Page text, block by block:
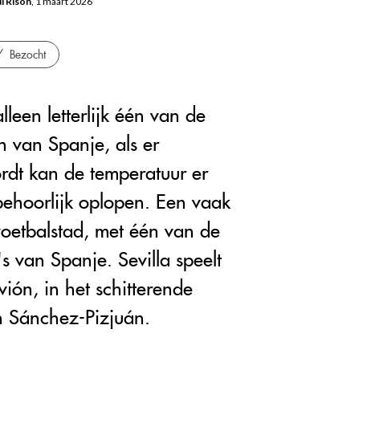
Bezocht
letterlijk één van de
van Spanje, als er
kan de temperatuur er
oplopen. Een vaak
met één van de
van Spanje. Sevilla speelt
in het schitterende
Sánchez-Pizjuán.